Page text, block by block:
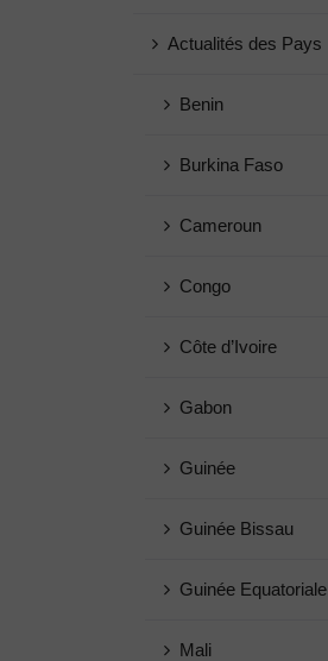
Actualités des Pays
Benin
Burkina Faso
Cameroun
Congo
Côte d’Ivoire
Gabon
Guinée
Guinée Bissau
Guinée Equatoriale
Mali